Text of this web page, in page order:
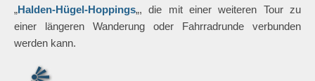
„Halden-Hügel-Hoppings„, die mit einer weiteren Tour zu
einer längeren Wanderung oder Fahrradrunde verbunden
werden kann.